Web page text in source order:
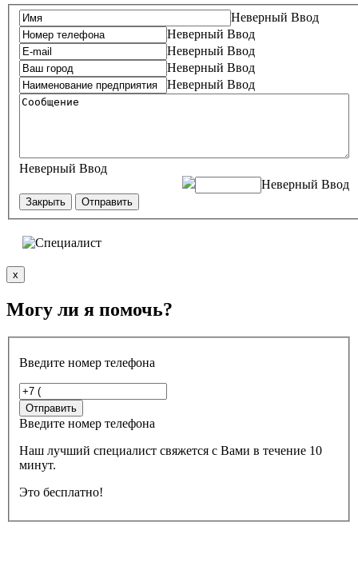
Неверный Ввод
Неверный Ввод
Неверный Ввод
Неверный Ввод
Неверный Ввод
Неверный Ввод
Неверный Ввод
Закрыть Отправить
x
Могу ли я помочь?
Введите номер телефона
Введите номер телефона
Наш лучший специалист свяжется с Вами в течение 10
минут.
Это бесплатно!